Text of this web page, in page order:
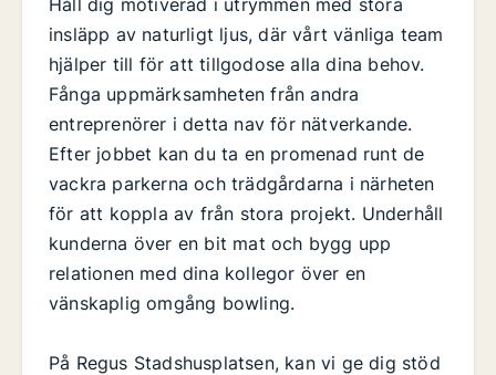
Håll dig motiverad i utrymmen med stora
insläpp av naturligt ljus, där vårt vänliga team
hjälper till för att tillgodose alla dina behov.
Fånga uppmärksamheten från andra
entreprenörer i detta nav för nätverkande.
Efter jobbet kan du ta en promenad runt de
vackra parkerna och trädgårdarna i närheten
för att koppla av från stora projekt. Underhåll
kunderna över en bit mat och bygg upp
relationen med dina kollegor över en
vänskaplig omgång bowling.
På Regus Stadshusplatsen, kan vi ge dig stöd